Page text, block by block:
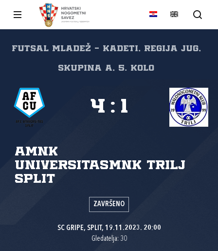
FUTSAL mladež - kadeti, regija jug,
skupina A, 5. kolo
AMNK
Universitas
Split
MNK Trilj
4 : 1
ZAVRŠENO
SC GRIPE, SPLIT, 19.11.2023. 20:00
Gledatelja: 30